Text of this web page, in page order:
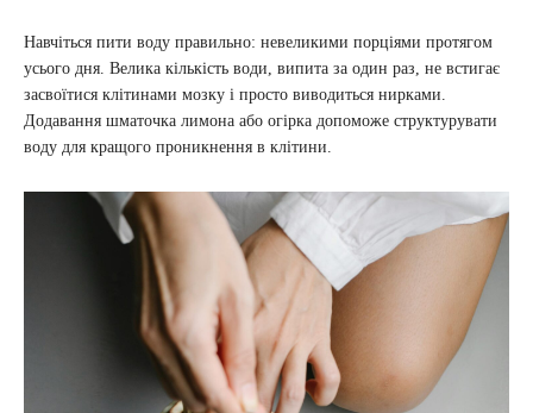
Навчіться пити воду правильно: невеликими порціями протягом
усього дня. Велика кількість води, випита за один раз, не встигає
засвоїтися клітинами мозку і просто виводиться нирками.
Додавання шматочка лимона або огірка допоможе структурувати
воду для кращого проникнення в клітини.